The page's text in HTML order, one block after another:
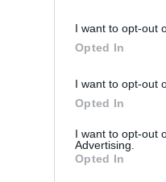
I want to opt-out
Opted In
I want to opt-out
Opted In
I want to opt-out
Advertising.
Opted In
Divisão de Honra da AF Vila
na Série B e começa fora de